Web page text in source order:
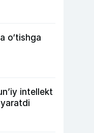
o‘tishga
intellekt